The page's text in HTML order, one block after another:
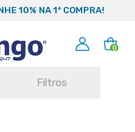
10% NA 1ª COMPRA!
0
Filtros